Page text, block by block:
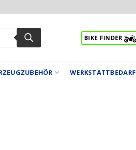
BIKE FINDER
WERKSTATTBEDARF